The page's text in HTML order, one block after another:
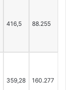
416,5 88.255
359,28 160.277